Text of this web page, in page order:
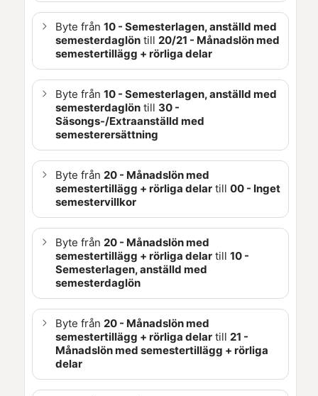
Byte från 10 - Semesterlagen, anställd med
semesterdaglön till 20/21 - Månadslön med
semestertillägg + rörliga delar
Byte från 10 - Semesterlagen, anställd med
semesterdaglön till 30 -
Säsongs-/Extraanställd med
semesterersättning
Byte från 20 - Månadslön med
semestertillägg + rörliga delar till 00 - Inget
semestervillkor
Byte från 20 - Månadslön med
semestertillägg + rörliga delar till 10 -
Semesterlagen, anställd med
semesterdaglön
Byte från 20 - Månadslön med
semestertillägg + rörliga delar till 21 -
Månadslön med semestertillägg + rörliga
delar